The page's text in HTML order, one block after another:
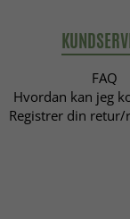
FAQ
Hvordan kan jeg
Registrer din